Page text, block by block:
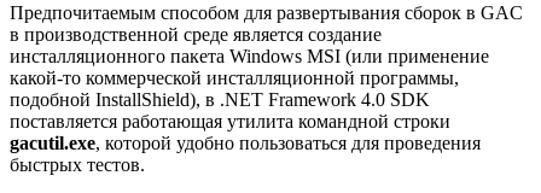
Предпочитаемым способом для развертывания сборок в GAC
в производственной среде является создание
инсталляционного пакета Windows MSI (или применение
какой-то коммерческой инсталляционной программы,
подобной InstallShield), в .NET Framework 4.0 SDK
поставляется работающая утилита командной строки
gacutil.ехе, которой удобно пользоваться для проведения
быстрых тестов.